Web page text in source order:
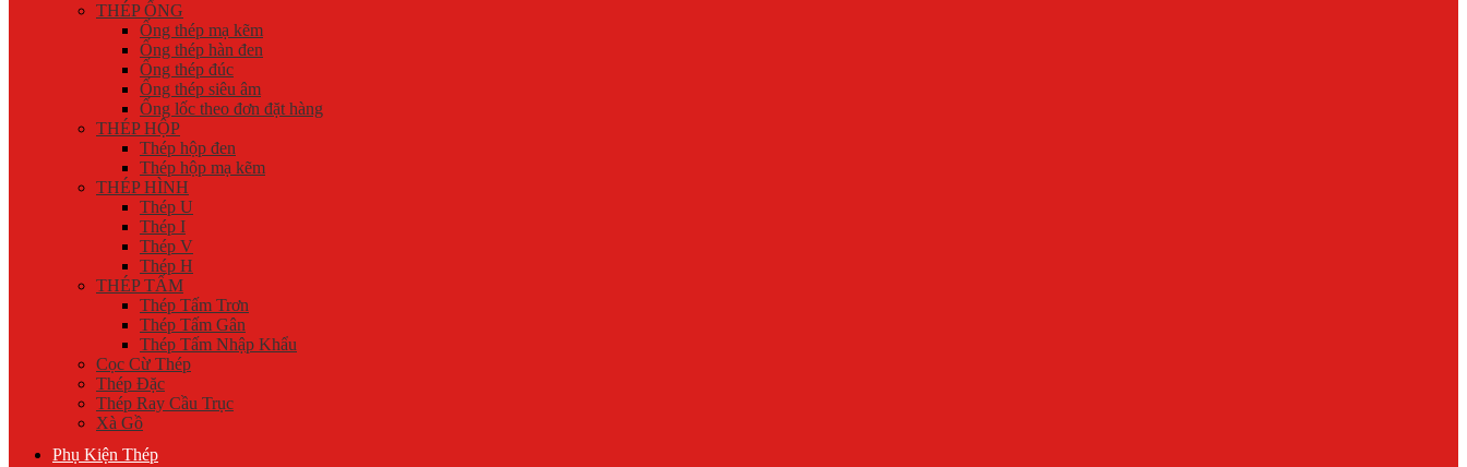
THÉP ỐNG
Ống thép mạ kẽm
Ống thép hàn đen
Ống thép đúc
Ống thép siêu âm
Ống lốc theo đơn đặt hàng
THÉP HỘP
Thép hộp đen
Thép hộp mạ kẽm
THÉP HÌNH
Thép U
Thép I
Thép V
Thép H
THÉP TẤM
Thép Tấm Trơn
Thép Tấm Gân
Thép Tấm Nhập Khẩu
Cọc Cừ Thép
Thép Đặc
Thép Ray Cầu Trục
Xà Gồ
Phụ Kiện Thép